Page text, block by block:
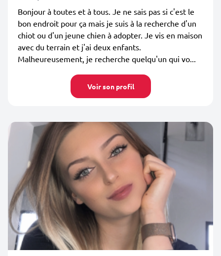
Bonjour à toutes et à tous. Je ne sais pas si c'est le
bon endroit pour ça mais je suis à la recherche d'un
chiot ou d'un jeune chien à adopter. Je vis en maison
avec du terrain et j'ai deux enfants.
Malheureusement, je recherche quelqu'un qui vo...
Voir son profil